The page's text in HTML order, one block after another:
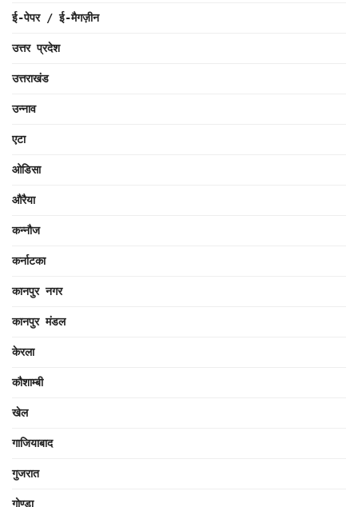
ई-पेपर / ई-मैगज़ीन
उत्तर प्रदेश
उत्तराखंड
उन्नाव
एटा
ओडिसा
औरैया
कन्नौज
कर्नाटका
कानपुर नगर
कानपुर मंडल
केरला
कौशाम्बी
खेल
गाजियाबाद
गुजरात
गोण्डा